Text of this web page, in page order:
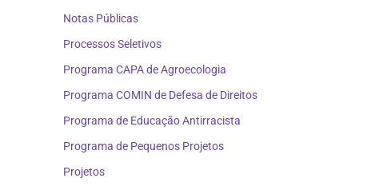
Notas Públicas
Processos Seletivos
Programa CAPA de Agroecologia
Programa COMIN de Defesa de Direitos
Programa de Educação Antirracista
Programa de Pequenos Projetos
Projetos